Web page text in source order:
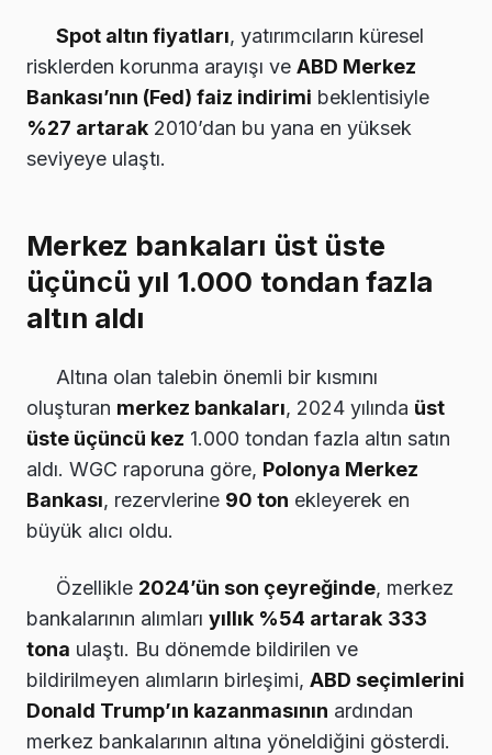
Spot altın fiyatları, yatırımcıların küresel
risklerden korunma arayışı ve ABD Merkez
Bankası’nın (Fed) faiz indirimi beklentisiyle
%27 artarak 2010’dan bu yana en yüksek
seviyeye ulaştı.
Merkez bankaları üst üste
üçüncü yıl 1.000 tondan fazla
altın aldı
Altına olan talebin önemli bir kısmını
oluşturan merkez bankaları, 2024 yılında üst
üste üçüncü kez 1.000 tondan fazla altın satın
aldı. WGC raporuna göre, Polonya Merkez
Bankası, rezervlerine 90 ton ekleyerek en
büyük alıcı oldu.
Özellikle 2024’ün son çeyreğinde, merkez
bankalarının alımları yıllık %54 artarak 333
tona ulaştı. Bu dönemde bildirilen ve
bildirilmeyen alımların birleşimi, ABD seçimlerini
Donald Trump’ın kazanmasının ardından
merkez bankalarının altına yöneldiğini gösterdi.